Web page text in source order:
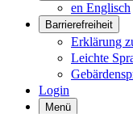
en Englisch
Barrierefreiheit
Erklärung
Leichte
Login
Menü